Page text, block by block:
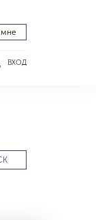
мне
ВХОД